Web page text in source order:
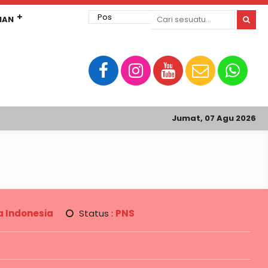
Jumat, 07 Agu 2026
Indonesia Status : PNS